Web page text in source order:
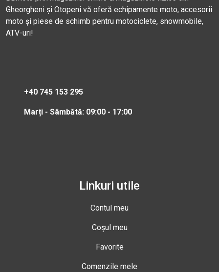
Gheorgheni și Otopeni vă oferă echipamente moto, accesorii
moto și piese de schimb pentru motociclete, snowmobile,
ATV-uri!
+40 745 153 295
Marți - Sâmbătă: 09:00 - 17:00
Linkuri utile
Contul meu
Coșul meu
Favorite
Comenzile mele